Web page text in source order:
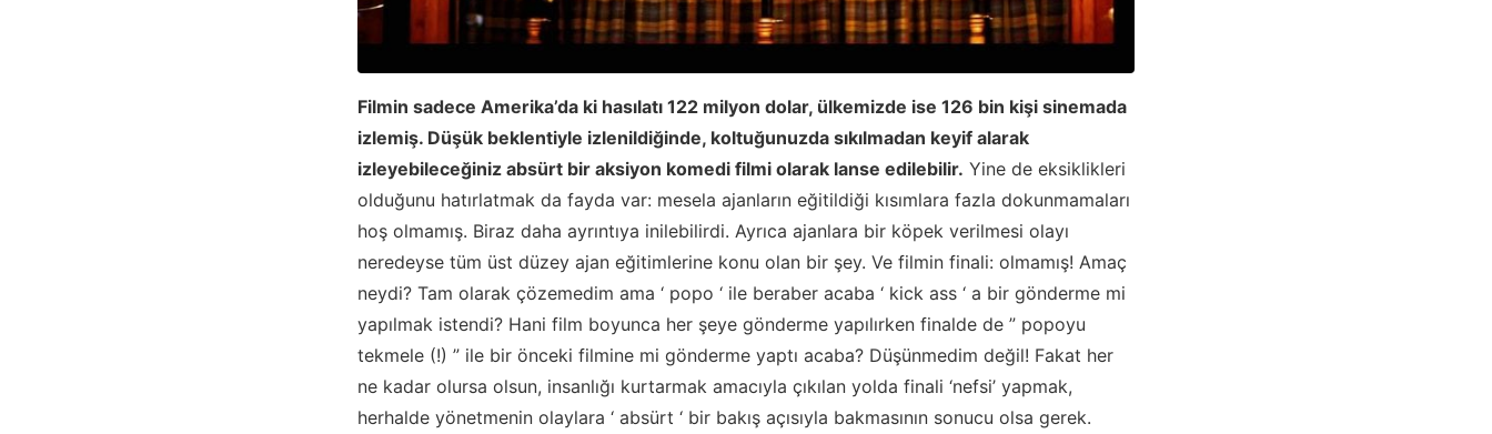
Filmin sadece Amerika’da ki hasılatı 122 milyon dolar, ülkemizde ise 126 bin kişi sinemada
izlemiş. Düşük beklentiyle izlenildiğinde, koltuğunuzda sıkılmadan keyif alarak
izleyebileceğiniz absürt bir aksiyon komedi filmi olarak lanse edilebilir. Yine de eksiklikleri
olduğunu hatırlatmak da fayda var: mesela ajanların eğitildiği kısımlara fazla dokunmamaları
hoş olmamış. Biraz daha ayrıntıya inilebilirdi. Ayrıca ajanlara bir köpek verilmesi olayı
neredeyse tüm üst düzey ajan eğitimlerine konu olan bir şey. Ve filmin finali: olmamış! Amaç
neydi? Tam olarak çözemedim ama ‘ popo ‘ ile beraber acaba ‘ kick ass ‘ a bir gönderme mi
yapılmak istendi? Hani film boyunca her şeye gönderme yapılırken finalde de ” popoyu
tekmele (!) ” ile bir önceki filmine mi gönderme yaptı acaba? Düşünmedim değil! Fakat her
ne kadar olursa olsun, insanlığı kurtarmak amacıyla çıkılan yolda finali ‘nefsi’ yapmak,
herhalde yönetmenin olaylara ‘ absürt ‘ bir bakış açısıyla bakmasının sonucu olsa gerek.